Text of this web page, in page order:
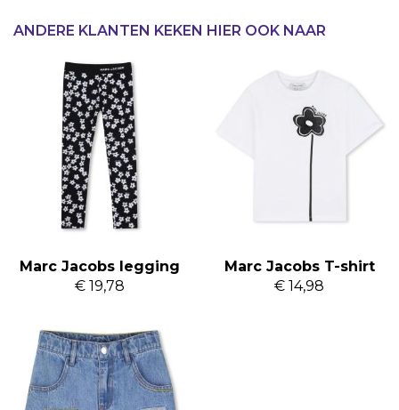
ANDERE KLANTEN KEKEN HIER OOK NAAR
Marc Jacobs legging
€ 19,78
Marc Jacobs T-shirt
€ 14,98